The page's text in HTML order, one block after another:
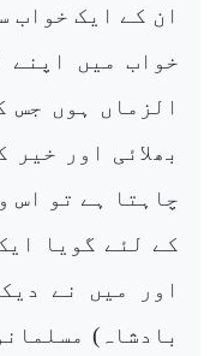
ان کے ایک خواب
خواب میں اپنے
الزماں ہوں جس
بھلائی اور
چاہتا ہے تو اس
کے لئے گویا
اور میں نے
بادشاہ)